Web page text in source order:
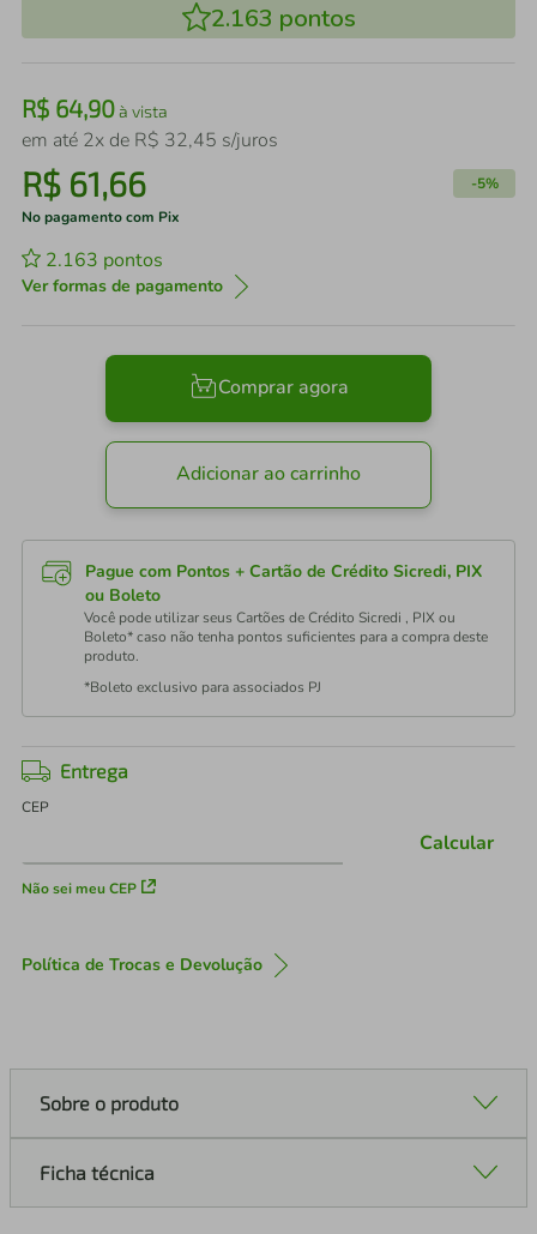
2.163 pontos
R$ 64,90à vista
em até 2x de R$ 32,45 s/juros
R$ 61,66 -5%
No pagamento com Pix
2.163 pontos
Ver formas de pagamento
Comprar agora
Adicionar ao carrinho
Pague com Pontos + Cartão de Crédito Sicredi, PIX
ou Boleto
Você pode utilizar seus Cartões de Crédito Sicredi , PIX ou
Boleto* caso não tenha pontos suficientes para a compra deste
produto.
*Boleto exclusivo para associados PJ
Entrega
CEP
Não sei meu CEP
Calcular
Política de Trocas e Devolução
Sobre o produto
Ficha técnica